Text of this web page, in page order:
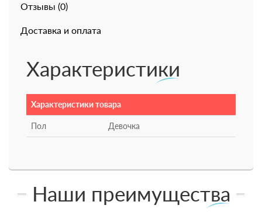
Отзывы (0)
Доставка и оплата
Характеристики
Характеристики товара
Пол Девочка
Наши преимущества